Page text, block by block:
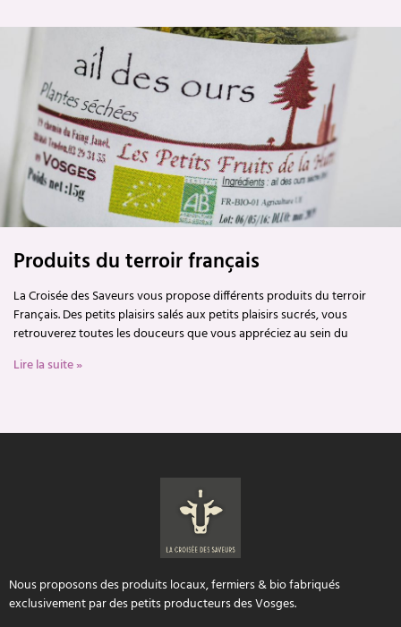
Produits du terroir français
La Croisée des Saveurs vous propose différents produits du terroir
Français. Des petits plaisirs salés aux petits plaisirs sucrés, vous
retrouverez toutes les douceurs que vous appréciez au sein du
Lire la suite »
Nous proposons des produits locaux, fermiers & bio fabriqués
exclusivement par des petits producteurs des Vosges.